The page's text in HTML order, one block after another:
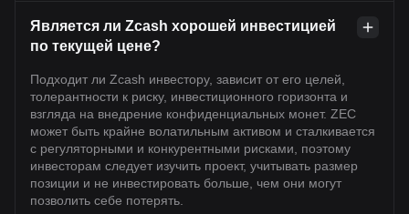
Является ли Zcash хорошей инвестицией
по текущей цене?
Подходит ли Zcash инвестору, зависит от его целей,
толерантности к риску, инвестиционного горизонта и
взгляда на внедрение конфиденциальных монет. ZEC
может быть крайне волатильным активом и сталкивается
с регуляторными и конкурентными рисками, поэтому
инвесторам следует изучить проект, учитывать размер
позиции и не инвестировать больше, чем они могут
позволить себе потерять.